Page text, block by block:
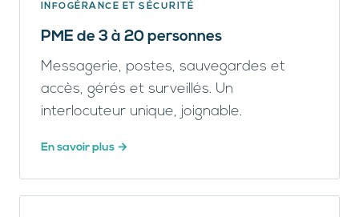
INFOGÉRANCE ET SÉCURITÉ
PME de 3 à 20 personnes
Messagerie, postes, sauvegardes et
accès, gérés et surveillés. Un
interlocuteur unique, joignable.
En savoir plus